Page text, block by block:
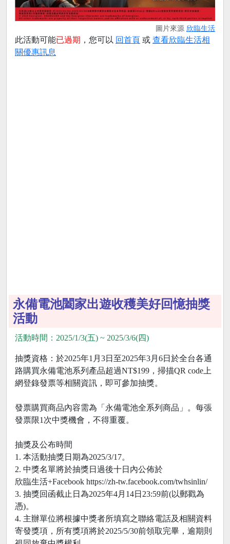
圖片來源 欣臨生活
此活動可能已過期 ，您可以 回首頁 或 查看欣臨生活相
關優惠訊息
永備電池闔家出遊收穫美好回憶抽獎
活動
活動時間：2025/1/3(五) ~ 2025/3/6(四)
抽獎資格：於2025年1月3日至2025年3月6日於全台各通
路購買永備電池系列產品超過NT$199，掃描QR code上
網登錄發票等相關資訊，即可參加抽獎。
發票購買商品內容需為「永備電池全系列商品」。每張
發票限1次中獎機會，不得重覆。
抽獎及公布時間
1. 本活動抽獎日期為2025/3/17。
2. 中獎名單將於抽獎日過後十日內公佈於
欣臨生活+Facebook https://zh-tw.facebook.com/twhsinlin/
3. 抽獎回函截止日為2025年4月14日23:59前(以郵戳為
憑)。
4. 主辦單位將根據中獎者所填寫之聯絡電話及相關資料
寄發獎項，所有獎項將於2025/5/30前領取完畢，逾期則